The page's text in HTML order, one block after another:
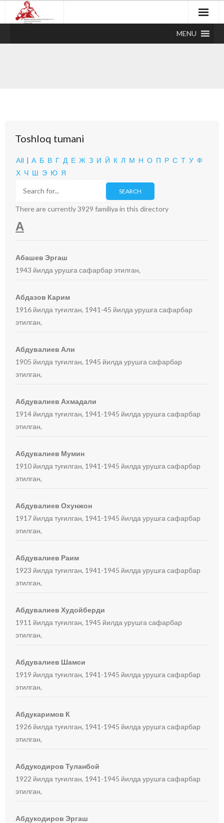
MENU
Toshloq tumani
All | А Б В Г Д Е Ж З И Й К Л М Н О П Р С Т У Ф
Х Ч Ш Э Ю Я
There are currently 3929 familiya in this directory
А
Абашев Эргаш
1943 йилда урушга сафарбар этилган,
Абдазов Карим
1916 йилда туғилган, 1941-45 йилда урушга сафарбар
этилган,
Абдувалиев Али
1905 йилда туғилган, 1945 йилда урушга сафарбар
этилган,
Абдувалиев Ахмадали
1914 йилда туғилган, 1941-1945 йилда урушга сафарбар
этилган,
Абдувалиев Мумин
1910 йилда туғилган, 1941-1945 йилда урушга сафарбар
этилган,
Абдувалиев Охунжон
1917 йилда туғилган, 1941-1945 йилда урушга сафарбар
этилган,
Абдувалиев Раим
1923 йилда туғилган, 1941-1945 йилда урушга сафарбар
этилган,
Абдувалиев Худойберди
1911 йилда туғилган, 1945 йилда урушга сафарбар
этилган,
Абдувалиев Шамси
1919 йилда туғилган, 1941-1945 йилда урушга сафарбар
этилган,
Абдукаримов К
1926 йилда туғилган, 1941-1945 йилда урушга сафарбар
этилган,
Абдукодиров Туланбой
1922 йилда туғилган, 1941-1945 йилда урушга сафарбар
этилган,
Абдукодиров Эргаш